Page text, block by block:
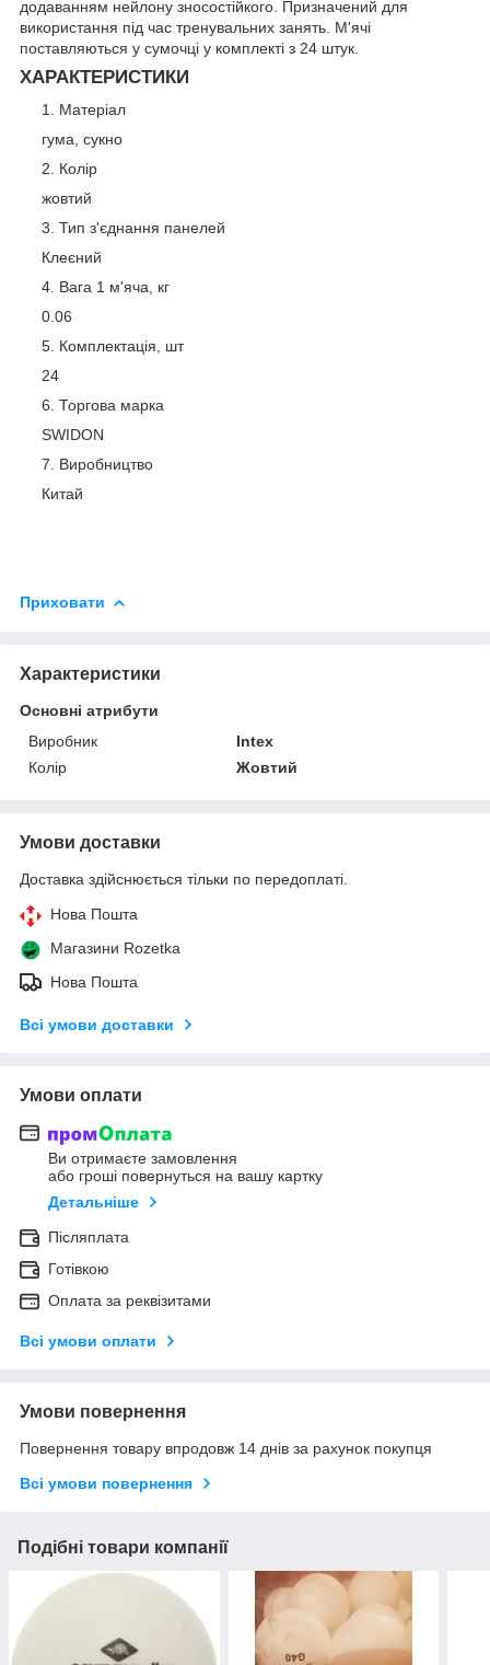
додаванням нейлону зносостійкого. Призначений для
використання під час тренувальних занять. М'ячі
поставляються у сумочці у комплекті з 24 штук.
ХАРАКТЕРИСТИКИ
Матеріал
гума, сукно
Колір
жовтий
Тип з'єднання панелей
Клеєний
Вага 1 м'яча, кг
0.06
Комплектація, шт
24
Торгова марка
SWIDON
Виробництво
Китай
Приховати
Характеристики
Основні атрибути
Виробник
Intex
Колір
Жовтий
Умови доставки
Доставка здійснюється тільки по передоплаті.
Нова Пошта
Магазини Rozetka
Нова Пошта
Всі умови доставки
Умови оплати
Ви отримаєте замовлення
або гроші повернуться на вашу картку
Детальніше
Післяплата
Готівкою
Оплата за реквізитами
Всі умови оплати
Умови повернення
Повернення товару впродовж 14 днів за рахунок покупця
Всі умови повернення
Подібні товари компанії